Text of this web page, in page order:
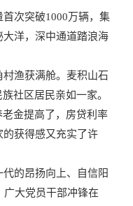
次突破1000万辆，集
洋，深中通道踏浪海
渔获满舱。麦积山石
社区居民亲如一家。
金提高了，房贷利率
获得感又充实了许
的昂扬向上、自信阳
大党员干部冲锋在